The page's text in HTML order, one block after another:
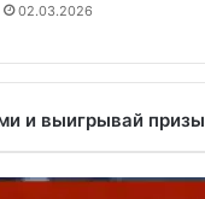
02.03.2026
и выигрывай призы